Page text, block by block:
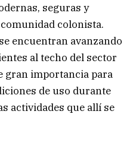
seguras y
colonista.
encuentran avanzando
al techo del sector
gran importancia para
de uso durante
actividades que allí se